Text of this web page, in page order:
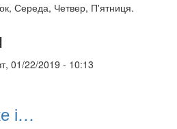
Середа, Четвер, П'ятниця.
01/22/2019 - 10:13
і…